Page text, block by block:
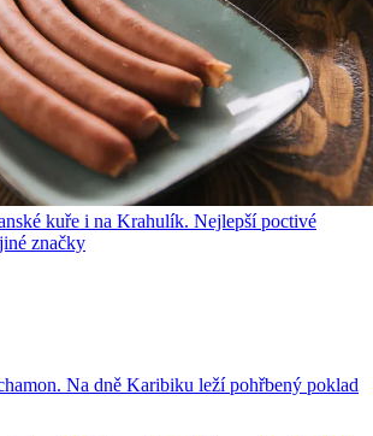
kuře i na Krahulík. Nejlepší poctivé
značky
Na dně Karibiku leží pohřbený poklad